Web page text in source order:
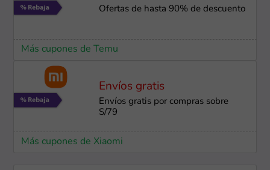
Ofertas de hasta 90% de descuento
Más cupones de Temu
Envíos gratis
Envíos gratis por compras sobre
S/79
Más cupones de Xiaomi